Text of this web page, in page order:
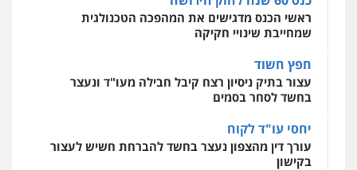
עו"ד ד"ר אבי שקד
עבירות כלכליות
0544385337
איתי חקירות – שירותים לעורכי דין
חקירות פרטיות
אישות
איתורים
עצור בתיק ניסיון רצח קיבל חבילה מעו"ד ונעצר
בחשד לסחר בסמים
עורך דין מהצפון נעצר בחשד להברחת חשיש לעצור
בקישון
בעיכוב כספים ופגיעה בכבוד המקצוע
חודש בלבד לאחר שהופיע בכנס לשכת עורכי הדין,
קצב הורשע